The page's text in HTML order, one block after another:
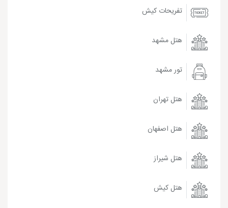
تفریحات کیش
هتل مشهد
تور مشهد
هتل تهران
هتل اصفهان
هتل شیراز
هتل کیش